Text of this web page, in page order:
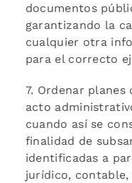
documentos
garantizando la
cualquier otra
para el correcto
7. Ordenar
acto
cuando así se
finalidad de
identificadas a
jurídico, contable,